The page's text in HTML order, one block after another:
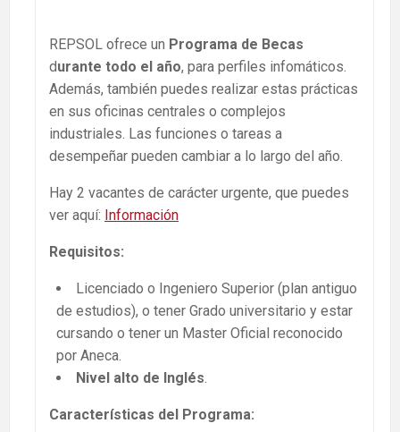
REPSOL ofrece un Programa de Becas
durante todo el año, para perfiles infomáticos.
Además, también puedes realizar estas prácticas
en sus oficinas centrales o complejos
industriales. Las funciones o tareas a
desempeñar pueden cambiar a lo largo del año.
Hay 2 vacantes de carácter urgente, que puedes
ver aquí: Información
Requisitos:
Licenciado o Ingeniero Superior (plan antiguo
de estudios), o tener Grado universitario y estar
cursando o tener un Master Oficial reconocido
por Aneca.
Nivel alto de Inglés.
Características del Programa: